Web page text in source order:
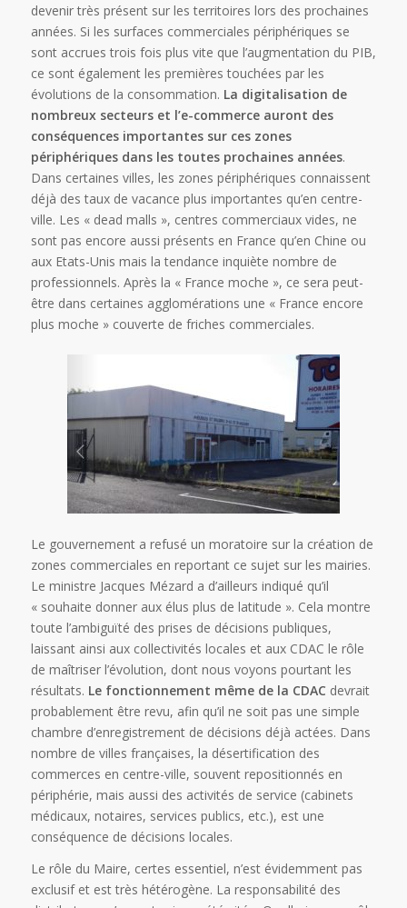
devenir très présent sur les territoires lors des prochaines
années. Si les surfaces commerciales périphériques se
sont accrues trois fois plus vite que l’augmentation du PIB,
ce sont également les premières touchées par les
évolutions de la consommation. La digitalisation de
nombreux secteurs et l’e-commerce auront des
conséquences importantes sur ces zones
périphériques dans les toutes prochaines années.
Dans certaines villes, les zones périphériques connaissent
déjà des taux de vacance plus importantes qu’en centre-
ville. Les « dead malls », centres commerciaux vides, ne
sont pas encore aussi présents en France qu’en Chine ou
aux Etats-Unis mais la tendance inquiète nombre de
professionnels. Après la « France moche », ce sera peut-
être dans certaines agglomérations une « France encore
plus moche » couverte de friches commerciales.
Le gouvernement a refusé un moratoire sur la création de
zones commerciales en reportant ce sujet sur les mairies.
Le ministre Jacques Mézard a d’ailleurs indiqué qu’il
« souhaite donner aux élus plus de latitude ». Cela montre
toute l’ambiguïté des prises de décisions publiques,
laissant ainsi aux collectivités locales et aux CDAC le rôle
de maîtriser l’évolution, dont nous voyons pourtant les
résultats. Le fonctionnement même de la CDAC devrait
probablement être revu, afin qu’il ne soit pas une simple
chambre d’enregistrement de décisions déjà actées. Dans
nombre de villes françaises, la désertification des
commerces en centre-ville, souvent repositionnés en
périphérie, mais aussi des activités de service (cabinets
médicaux, notaires, services publics, etc.), est une
conséquence de décisions locales.
Le rôle du Maire, certes essentiel, n’est évidemment pas
exclusif et est très hétérogène. La responsabilité des